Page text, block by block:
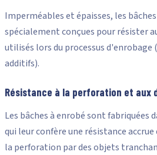
Imperméables et épaisses, les
spécialement conçues pour résister
utilisés lors du processus
additifs).
Résistance à la perforation et aux
Les bâches à enrobé sont fabriquées
qui leur confère une résistance
la perforation par des objets